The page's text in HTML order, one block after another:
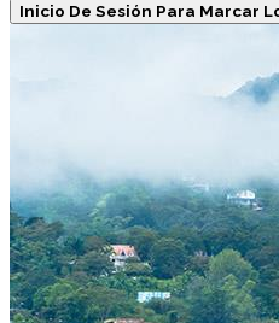
Inicio De Sesión Para Marcar